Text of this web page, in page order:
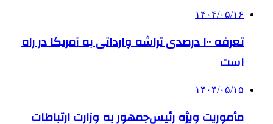
۱۴۰۴/۰۵/۱۶
تعرفه ۱۰۰ درصدی تراشه وارداتی به آمریکا در راه
است
۱۴۰۴/۰۵/۱۵
مأموریت ویژه رئیس‌جمهور به وزارت ارتباطات